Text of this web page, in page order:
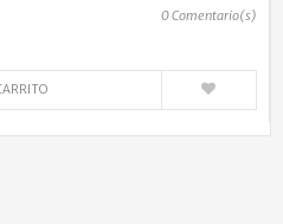
0Comentario(s)